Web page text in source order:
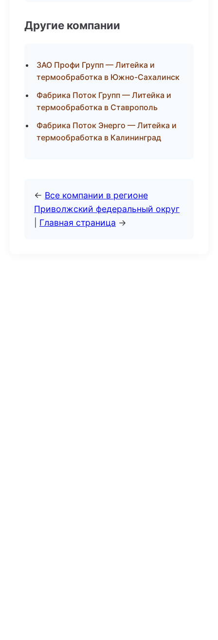
Другие компании
ЗАО Профи Групп — Литейка и
термообработка в Южно-Сахалинск
Фабрика Поток Групп — Литейка и
термообработка в Ставрополь
Фабрика Поток Энерго — Литейка и
термообработка в Калининград
← Все компании в регионе
Приволжский федеральный округ
Главная страница →